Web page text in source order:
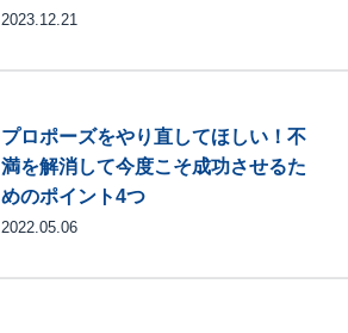
2023.12.21
プロポーズをやり直してほしい！不
満を解消して今度こそ成功させるた
めのポイント4つ
2022.05.06